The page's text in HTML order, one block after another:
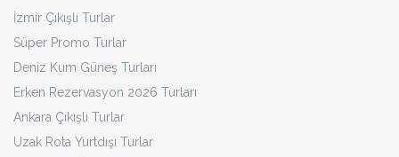
İzmir Çıkışlı Turlar
Süper Promo Turlar
Deniz Kum Güneş Turları
Erken Rezervasyon 2026 Turları
Ankara Çıkışlı Turlar
Uzak Rota Yurtdışı Turlar